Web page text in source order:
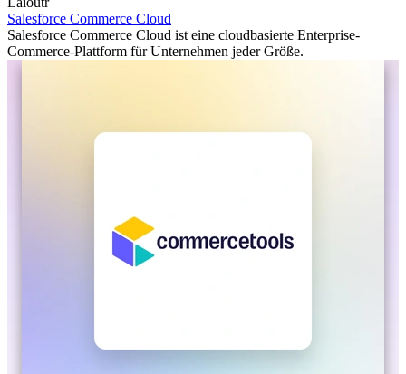
Salesforce Commerce Cloud
Salesforce Commerce Cloud ist eine cloudbasierte Enterprise-
Commerce-Plattform für Unternehmen jeder Größe.